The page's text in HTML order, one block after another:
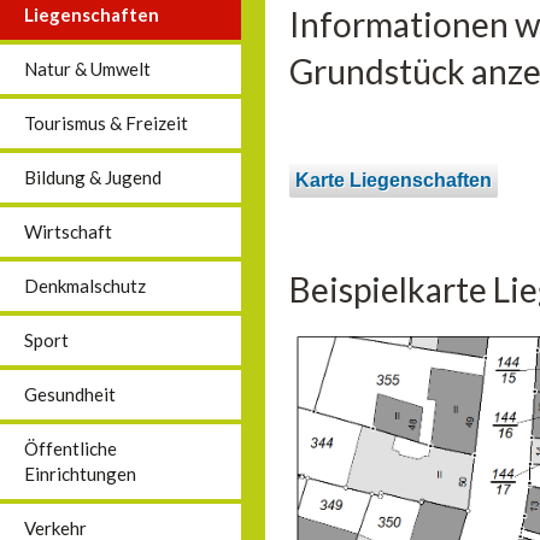
Liegenschaften
Natur & Umwelt
Tourismus & Freizeit
Bildung & Jugend
Wirtschaft
Denkmalschutz
Sport
Gesundheit
Öffentliche
Einrichtungen
Verkehr
Informationen
Grundstück
Karte Liegenschaften
Beispielkarte